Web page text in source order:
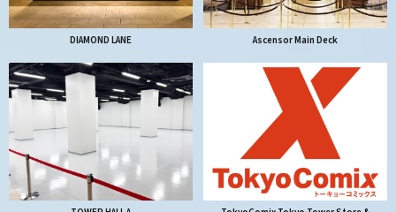
DIAMOND LANE Ascensor Main Deck